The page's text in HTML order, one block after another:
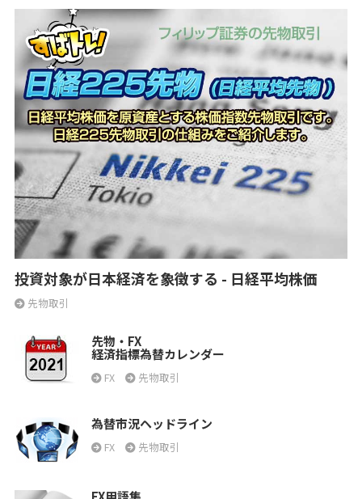
投資対象が日本経済を象徴する - 日経平均株価
先物取引
先物・FX
経済指標為替カレンダー
FX 先物取引
為替市況ヘッドライン
FX 先物取引